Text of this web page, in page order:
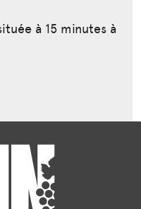
à 15 minutes à